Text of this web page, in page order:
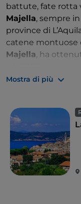
battute, fate rotta
Majella, sempre
province di
catene montuose
Majella, ha
attraversano e che
cascate, oltre a
Mostra di più